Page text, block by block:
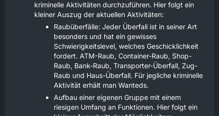
kriminelle Aktivitäten durchzuführen. Hier folgt ein
kleiner Auszug der aktuellen Aktivitäten:
Raubüberfälle: Jeder Überfall ist in seiner Art
besonders und hat ein gewisses
Schwierigkeitslevel, welches Geschicklichkeit
fordert. ATM-Raub, Container-Raub, Shop-
Raub, Bank-Raub, Transporter-Überfall, Zug-
Raub und Haus-Überfall. Für jegliche kriminelle
Aktivität erhält man Wanteds.
Aufbau einer eigenen Gruppe mit einem
riesigen Umfang an Funktionen. Hier folgt ein